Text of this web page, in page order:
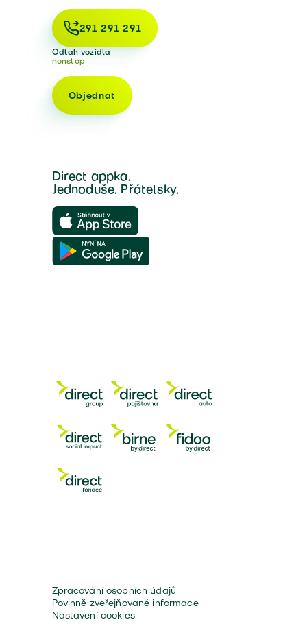
291 291 291
Odtah vozidla
nonstop
Objednat
Direct appka.
Jednoduše. Přátelsky.
Zpracování osobních údajů
Povinně zveřejňované informace
Nastavení cookies